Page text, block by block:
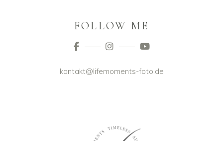
FOLLOW ME
kontakt@lifemoments-foto.de